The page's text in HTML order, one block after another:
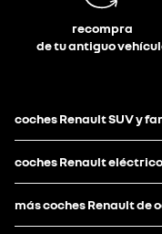
recompra
de tu antiguo
coches Renault SUV y
coches Renault
más coches Renault de